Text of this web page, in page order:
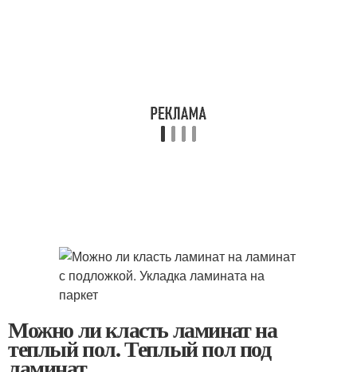
Можно ли класть ламинат на
теплый пол. Теплый пол под